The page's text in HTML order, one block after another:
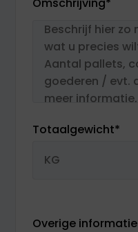
Totaalgewicht*
Overige informatie